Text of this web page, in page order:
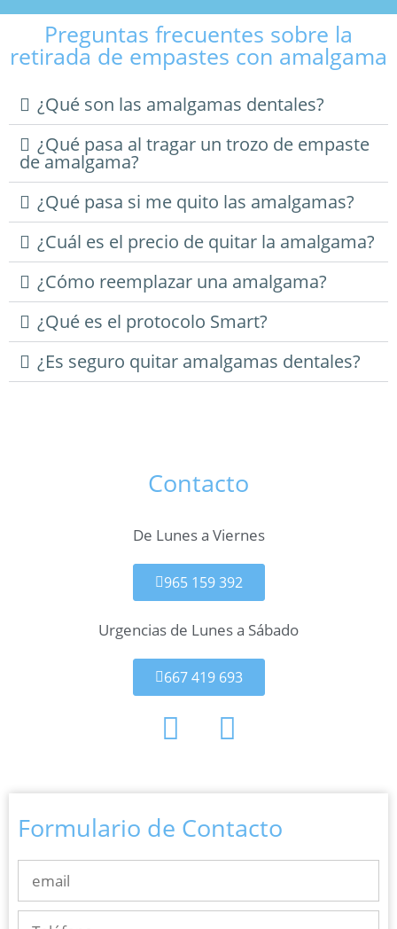
Preguntas frecuentes sobre la
retirada de empastes con amalgama
¿Qué son las amalgamas dentales?
¿Qué pasa al tragar un trozo de empaste
de amalgama?
¿Qué pasa si me quito las amalgamas?
¿Cuál es el precio de quitar la amalgama?
¿Cómo reemplazar una amalgama?
¿Qué es el protocolo Smart?
¿Es seguro quitar amalgamas dentales?
Contacto
De Lunes a Viernes
965 159 392
Urgencias de Lunes a Sábado
667 419 693
Formulario de Contacto